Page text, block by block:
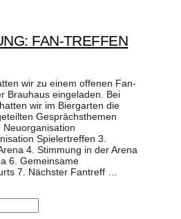
FAN-TREFFEN
wir zu einem offenen Fan-
Brauhaus eingeladen. Bei
wir im Biergarten die
Gesprächsthemen
Spielertreffen 3.
4. Stimmung in der Arena
6. Gemeinsame
7. Nächster Fantreff …